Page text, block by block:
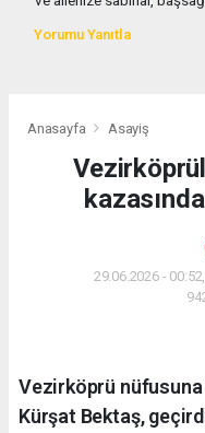
Yorumu Yanıtla
Anasayfa Asayiş
29.06.2026 -
Vezirköprü nüfusuna
Kürşat Bektaş,